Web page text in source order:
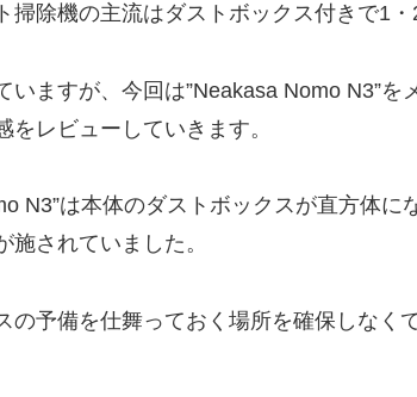
掃除機の主流はダストボックス付きで1
いますが、今回は”Neakasa Nomo N3”
をレビューしていきます。
N3”は本体のダストボックスが直方体
施されていました。
の予備を仕舞っておく場所を確保しなく